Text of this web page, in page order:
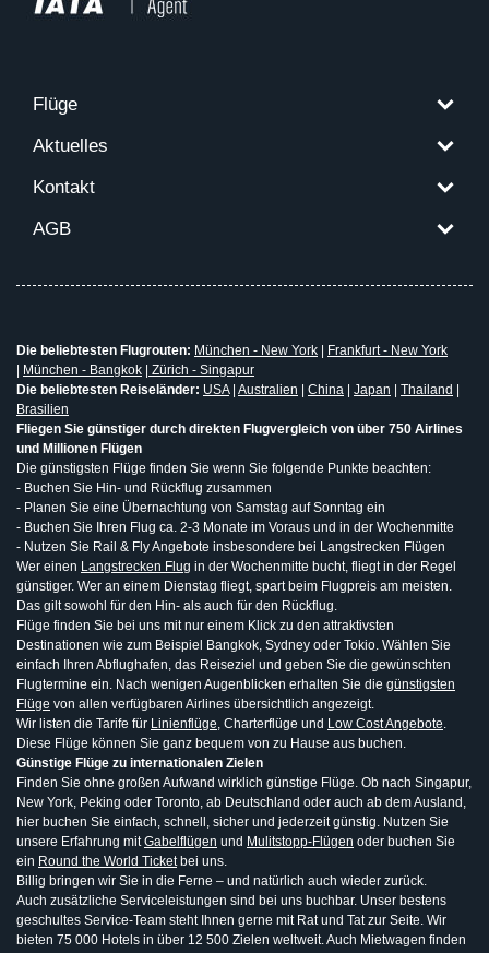
Flüge
Aktuelles
Kontakt
AGB
Die beliebtesten Flugrouten: München - New York
Frankfurt - New York
München - Bangkok
Zürich - Singapur
Die beliebtesten Reiseländer: USA| Australien China Japan Thailand
Brasilien
Fliegen Sie günstiger durch direkten Flugvergleich von über 750 Airlines
und Millionen Flügen
Die günstigsten Flüge finden Sie wenn Sie folgende Punkte beachten:
- Buchen Sie Hin- und Rückflug zusammen
- Planen Sie eine Übernachtung von Samstag auf Sonntag ein
- Buchen Sie Ihren Flug ca. 2-3 Monate im Voraus und in der Wochenmitte
- Nutzen Sie Rail & Fly Angebote insbesondere bei Langstrecken Flügen
Wer einen Langstrecken Flug in der Wochenmitte bucht, fliegt in der Regel
günstiger. Wer an einem Dienstag fliegt, spart beim Flugpreis am meisten.
Das gilt sowohl für den Hin- als auch für den Rückflug.
Flüge finden Sie bei uns mit nur einem Klick zu den attraktivsten
Destinationen wie zum Beispiel Bangkok, Sydney oder Tokio. Wählen Sie
einfach Ihren Abflughafen, das Reiseziel und geben Sie die gewünschten
Flugtermine ein. Nach wenigen Augenblicken erhalten Sie die günstigsten
Flüge von allen verfügbaren Airlines übersichtlich angezeigt.
Wir listen die Tarife für Linienflüge, Charterflüge und Low Cost Angebote.
Diese Flüge können Sie ganz bequem von zu Hause aus buchen.
Günstige Flüge zu internationalen Zielen
Finden Sie ohne großen Aufwand wirklich günstige Flüge. Ob nach Singapur,
New York, Peking oder Toronto, ab Deutschland oder auch ab dem Ausland,
hier buchen Sie einfach, schnell, sicher und jederzeit günstig. Nutzen Sie
unsere Erfahrung mitGabelflügen und Mulitstopp-Flügen oder buchen Sie
ein Round the World Ticketbei uns.
Billig bringen wir Sie in die Ferne – und natürlich auch wieder zurück.
Auch zusätzliche Serviceleistungen sind bei uns buchbar. Unser bestens
geschultes Service-Team steht Ihnen gerne mit Rat und Tat zur Seite. Wir
bieten 75 000 Hotels in über 12 500 Zielen weltweit. Auch Mietwagen finden